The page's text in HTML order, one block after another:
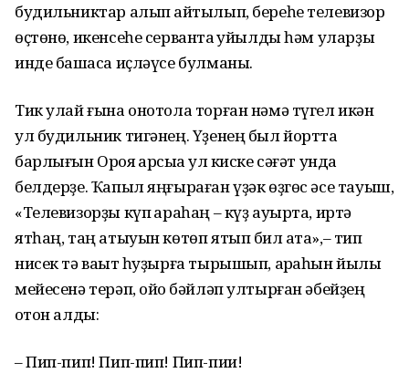
будильниктар алып ҡайтылып, береһе телевизор
өҫтөнө, икенсеһе сервантҡа ҡуйылды һәм уларҙы
инде башҡаса иҫләүсе булманы.
Тик улай ғына онотола торған нәмә түгел икән
ул будильник тигәнең. Үҙенең был йортта
барлығын Орҡоя ҡарсыҡҡа ул киске сәғәт унда
белдерҙе. Ҡапыл яңғыраған үҙәк өҙгөс әсе тауыш,
«Телевизорҙы күп ҡараһаң – күҙ ауырта, иртә
ятһаң, таң атыуын көтөп ятып бил ҡата»,– тип
нисек тә ваҡыт һуҙырға тырышып, арҡаһын йылы
мейесенә терәп, ойоҡ бәйләп ултырған әбейҙең
ҡотон алды:
– Пип-пип! Пип-пип! Пип-пии!